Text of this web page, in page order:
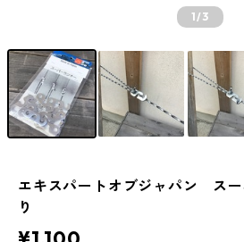
1/3
エキスパートオブジャパン ス
り